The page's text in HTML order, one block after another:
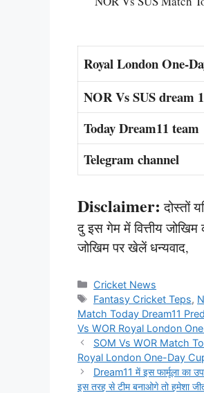
Royal London One-
NOR Vs SUS dream
Today Dream11 team
Telegram channel
Disclaimer: दोस्तों
दु इस गेम में वित्तीय
जोखिम पर खेलें धन्यवाद,
Categories
Cricket News
Tags
Fantasy Cricket Teps,
Match Today Dream11
Vs WOR Royal London
SOM Vs WOR Match
Royal London One-Day
Dream11 में इस फार्मूला
इस तरह से टीम बनाओगे तो हमेशा